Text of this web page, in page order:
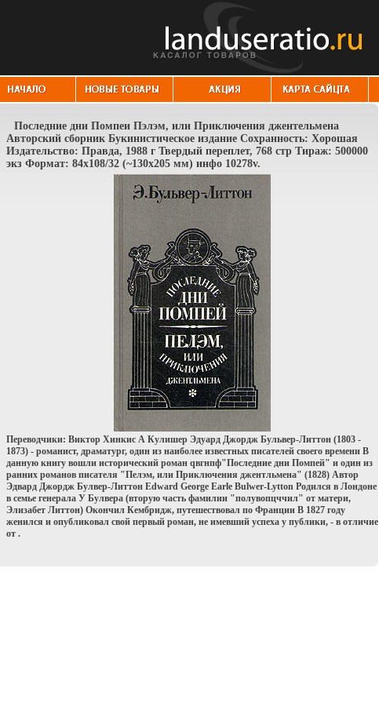
Последние дни Помпеи Пэлэм, или Приключения джентельмена
Авторский сборник Букинистическое издание Сохранность: Хорошая
Издательство: Правда, 1988 г Твердый переплет, 768 стр Тираж: 500000
экз Формат: 84x108/32 (~130х205 мм) инфо 10278v.
Переводчики: Виктор Хинкис А Кулишер Эдуард Джордж Бульвер-Литтон (1803 -
1873) - романист, драматург, один из наиболее известных писателей своего времени В
данную книгу вошли исторический роман qвгнпф"Последние дни Помпей" и один из
ранних романов писателя "Пелэм, или Приключения джентльмена" (1828) Автор
Эдвард Джордж Булвер-Литтон Edward George Earle Bulwer-Lytton Родился в Лондоне
в семье генерала У Булвера (вторую часть фамилии "полувопцччил" от матери,
Элизабет Литтон) Окончил Кембридж, путешествовал по Франции В 1827 году
женился и опубликовал свой первый роман, не имевший успеха у публики, - в отличие
от .